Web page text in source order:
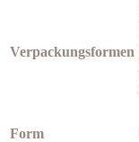
Verpackungsformen
Form